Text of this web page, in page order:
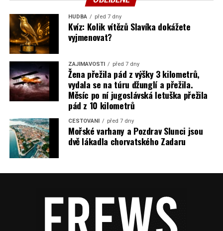
HUDBA před 7 dny
Kvíz: Kolik vítězů Slavíka dokážete
vyjmenovat?
ZAJÍMAVOSTI před 7 dny
Žena přežila pád z výšky 3 kilometrů,
vydala se na túru džunglí a přežila.
Měsíc po ní jugoslávská letuška přežila
pád z 10 kilometrů
CESTOVÁNÍ před 7 dny
Mořské varhany a Pozdrav Slunci jsou
dvě lákadla chorvatského Zadaru